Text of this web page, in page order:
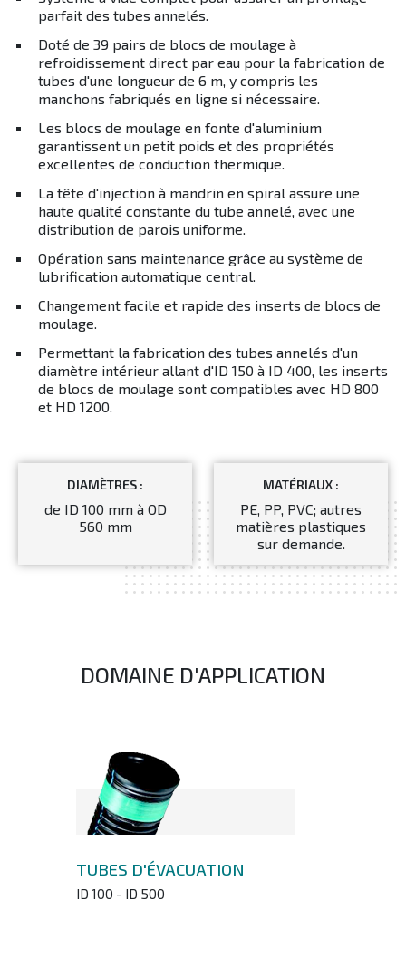
parfait des tubes annelés.
Doté de 39 pairs de blocs de moulage à
refroidissement direct par eau pour la fabrication de
tubes d'une longueur de 6 m, y compris les
manchons fabriqués en ligne si nécessaire.
Les blocs de moulage en fonte d'aluminium
garantissent un petit poids et des propriétés
excellentes de conduction thermique.
La tête d'injection à mandrin en spiral assure une
haute qualité constante du tube annelé, avec une
distribution de parois uniforme.
Opération sans maintenance grâce au système de
lubrification automatique central.
Changement facile et rapide des inserts de blocs de
moulage.
Permettant la fabrication des tubes annelés d'un
diamètre intérieur allant d'ID 150 à ID 400, les inserts
de blocs de moulage sont compatibles avec HD 800
et HD 1200.
DIAMÈTRES :
de ID 100 mm à OD
560 mm
MATÉRIAUX :
PE, PP, PVC; autres
matières plastiques
sur demande.
DOMAINE D'APPLICATION
TUBES D'ÉVACUATION
ID 100 - ID 500